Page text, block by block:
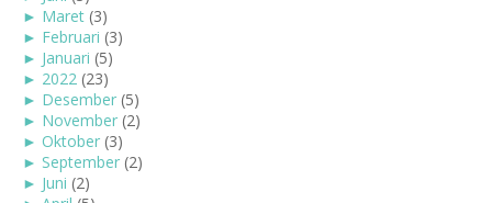
► Maret (3)
► Februari (3)
► Januari (5)
► 2022 (23)
► Desember (5)
► November (2)
► Oktober (3)
► September (2)
► Juni (2)